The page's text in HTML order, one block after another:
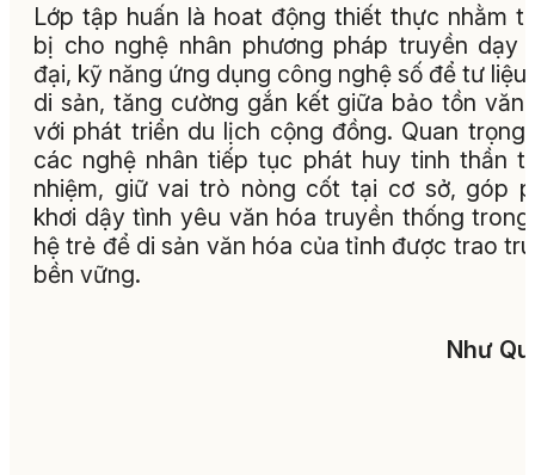
Lớp tập huấn là hoat động thiết thực nhằm
bị cho nghệ nhân phương pháp truyền dạy
đại, kỹ năng ứng dụng công nghệ số để tư liệu
di sản, tăng cường gắn kết giữa bảo tồn văn
với phát triển du lịch cộng đồng. Quan trọng
các nghệ nhân tiếp tục phát huy tinh thần
nhiệm, giữ vai trò nòng cốt tại cơ sở, góp
khơi dậy tình yêu văn hóa truyền thống
hệ trẻ để di sản văn hóa của tỉnh được trao
bền vững.
Như